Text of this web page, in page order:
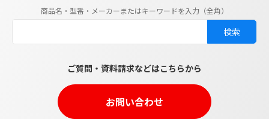
商品名・型番・メーカーまたはキーワードを入力（全角）
ご質問・資料請求などはこちらから
お問い合わせ